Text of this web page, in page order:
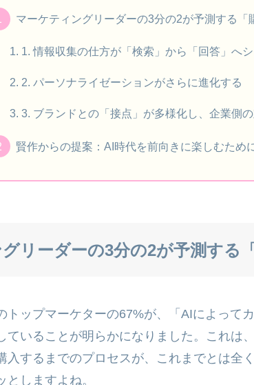
マーケティングリーダーの3分の2が予測する「
1. 情報収集の仕方が「検索」から「回答」へシ
2. パーソナライゼーションがさらに進化する
3. ブランドとの「接点」が多様化し、企業側
賢作からの提案：AI時代を前向きに楽しむため
リーダーの3分の2が予測する
トップマーケターの67%が、「AIによって
ていることが明らかになりました。これは
入するまでのプロセスが、これまでとは全
しますよね。